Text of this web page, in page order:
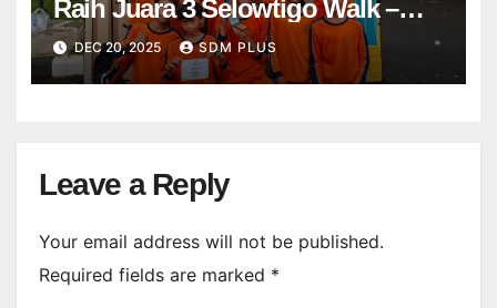
Raih Juara 3 Selowtigo Walk –
Festival Dolanan Anak 2025
DEC 20, 2025 SDM PLUS
Leave a Reply
Your email address will not be published.
Required fields are marked *